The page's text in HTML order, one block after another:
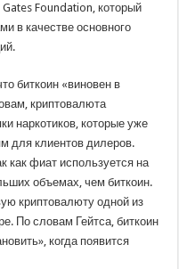
Foundation, который
в качестве основного
биткоин «виновен в
криптовалюта
наркотиков, которые уже
для клиентов дилеров.
как фиат используется на
объемах, чем биткоин.
криптовалюту одной из
По словам Гейтса, биткоин
когда появится